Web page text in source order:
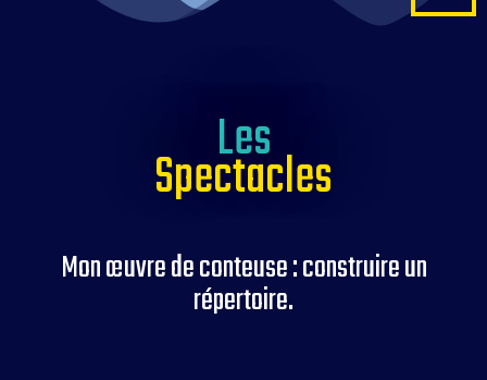
Les
Spectacles
Mon œuvre de conteuse : construire un
répertoire.